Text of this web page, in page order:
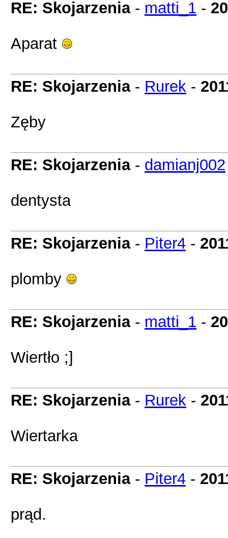
RE: Skojarzenia- matti_1 -
Aparat
RE: Skojarzenia- Rurek -
Zęby
RE: Skojarzenia- damianj002
dentysta
RE: Skojarzenia- Piter4 -
plomby
RE: Skojarzenia- matti_1 -
Wiertło ;]
RE: Skojarzenia- Rurek -
Wiertarka
RE: Skojarzenia- Piter4 -
prąd.